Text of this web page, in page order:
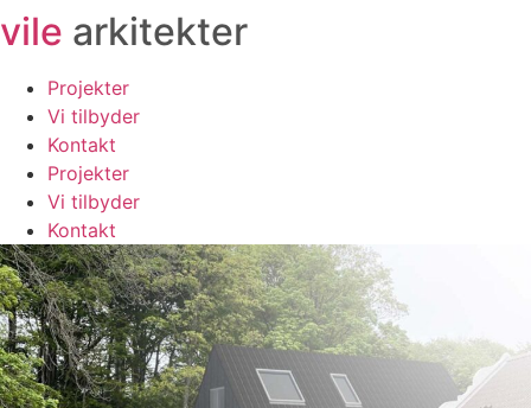
Videre
til
indhold
vile arkitekter
Projekter
Vi tilbyder
Kontakt
Projekter
Vi tilbyder
Kontakt